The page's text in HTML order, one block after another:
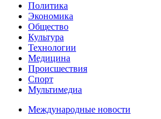
Политика
Экономика
Общество
Культура
Технологии
Медицина
Происшествия
Спорт
Мультимедиа
Международные новости